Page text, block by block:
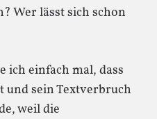
Wer lässt sich schon
ich einfach mal, dass
und sein Textverbruch
weil die